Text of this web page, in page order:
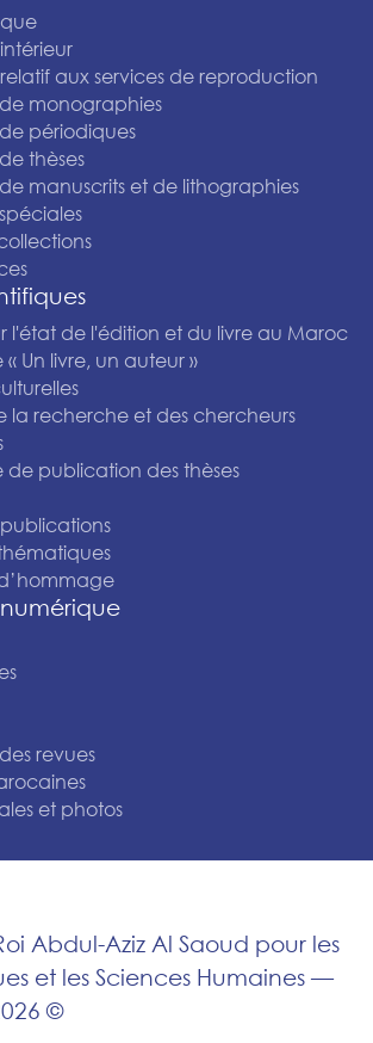
aux services de reproduction
monographies
périodiques
thèses
manuscrits et de lithographies
l'état de l'édition et du livre au Maroc
Un livre, un auteur »
la recherche et des chercheurs
de publication des thèses
revues
et photos
Abdul-Aziz Al Saoud pour les
et les Sciences Humaines —
©